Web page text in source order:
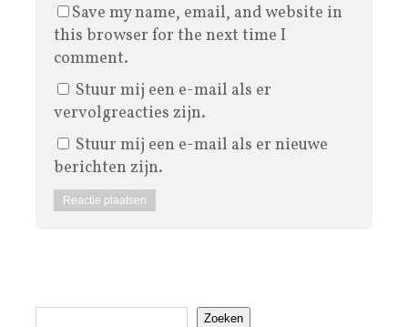
Save my name, email, and website in
this browser for the next time I
comment.
Stuur mij een e-mail als er
vervolgreacties zijn.
Stuur mij een e-mail als er nieuwe
berichten zijn.
Zoeken